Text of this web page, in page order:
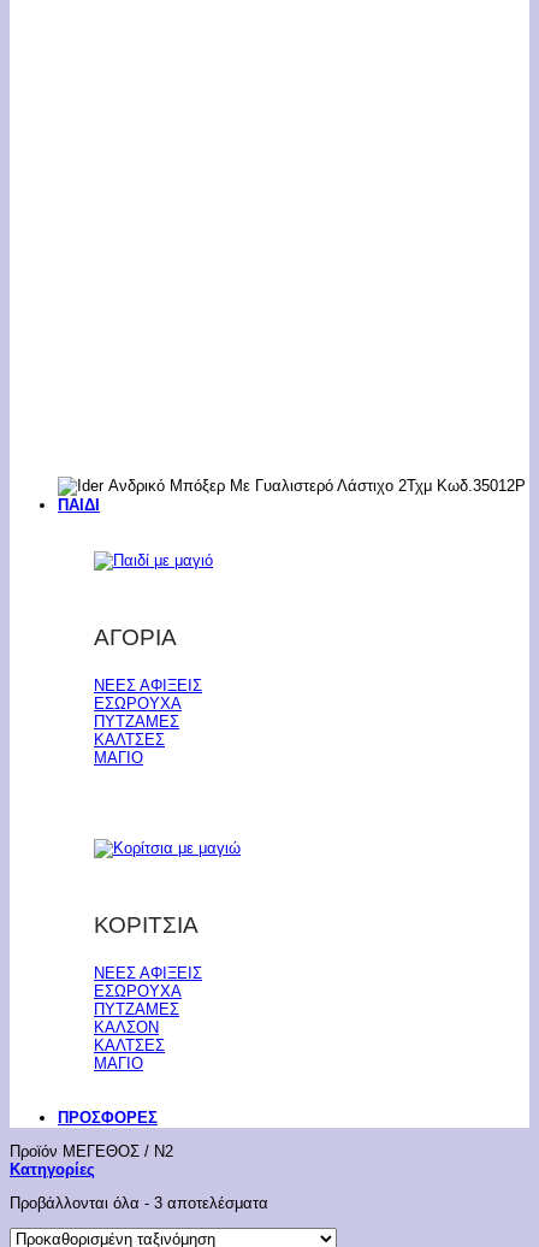
ΠΑΙΔΙ
ΑΓΟΡΙΑ
ΝΕΕΣ ΑΦΙΞΕΙΣ
ΕΣΩΡΟΥΧΑ
ΠΥΤΖΑΜΕΣ
ΚΑΛΤΣΕΣ
ΜΑΓΙΟ
ΚΟΡΙΤΣΙΑ
ΝΕΕΣ ΑΦΙΞΕΙΣ
ΕΣΩΡΟΥΧΑ
ΠΥΤΖΑΜΕΣ
ΚΑΛΣΟΝ
ΚΑΛΤΣΕΣ
ΜΑΓΙΟ
ΠΡΟΣΦΟΡΕΣ
Προϊόν ΜΕΓΕΘΟΣ / Ν2
Κατηγορίες
Προβάλλονται όλα - 3 αποτελέσματα